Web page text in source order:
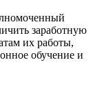
заработную
их работы,
обучение и